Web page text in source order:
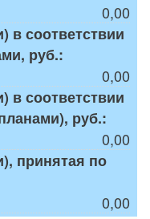
0,00
в соответствии
руб.:
0,00
в соответствии
руб.:
0,00
принятая по
0,00